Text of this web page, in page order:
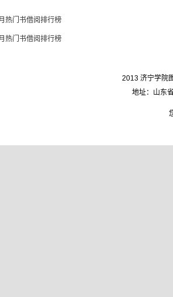
热门书借阅排行榜
热门书借阅排行榜
2013 济宁学院
地址：山东